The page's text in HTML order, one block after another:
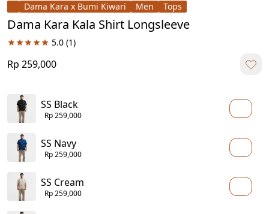
Dama Kara x Bumi Kiwari Men Tops
Dama Kara Kala Shirt Longsleeve
5.0 (1)
Rp 259,000
SS Black
Rp 259,000
SS Navy
Rp 259,000
SS Cream
Rp 259,000